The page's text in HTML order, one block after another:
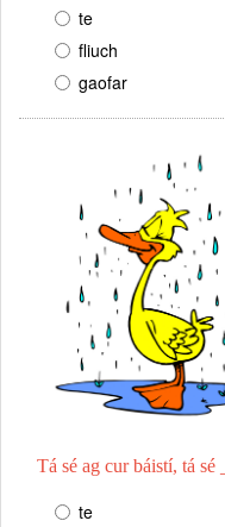
te
fliuch
gaofar
Tá sé ag cur báistí, tá sé
te